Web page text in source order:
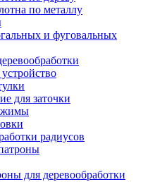
по металлу
и фуговальных
для заточки
радиусов
для деревообработки